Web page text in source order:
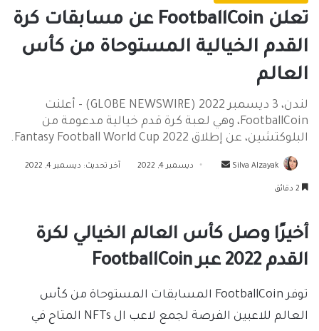
تعلن FootballCoin عن مسابقات كرة
القدم الخيالية المستوحاة من كأس
العالم
لندن، 3 ديسمبر 2022 (GLOBE NEWSWIRE) - أعلنت
FootballCoin، وهي لعبة كرة قدم خيالية مدعومة من
البلوكتشين، عن إطلاق Fantasy Football World Cup 2022.
Silva Alzayak
أرسل
ديسمبر 4, 2022 آخر تحديث: ديسمبر 4, 2022
أخيرًا وصل كأس العالم الخيالي لكرة
القدم 2022 عبر FootballCoin
توفر FootballCoin المسابقات المستوحاة من كأس
العالم للاعبين الفرصة لجمع لاعب ال NFTs المتاح في